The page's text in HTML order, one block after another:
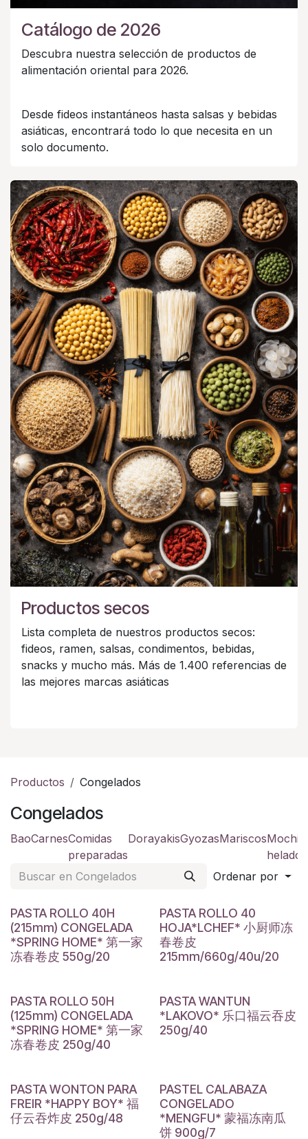
Catálogo de 2026
Descubra nuestra selección de productos de
alimentación oriental para 2026.
Desde fideos instantáneos hasta salsas y bebidas
asiáticas, encontrará todo lo que necesita en un
solo documento.
Productos secos
Lista completa de nuestros productos secos:
fideos, ramen, salsas, condimentos, bebidas,
snacks y mucho más. Más de 1.400 referencias de
las mejores marcas asiáticas
Productos Congelados
Congelados
BaoCarnesComidas
preparadas
DorayakisGyozasMariscosMochis
helado
Ordenar por
PASTA ROLLO 40H
(215mm) CONGELADA
*SPRING HOME* 第一家
冻春卷皮 550g/20
PASTA ROLLO 40
HOJA*LCHEF* 小厨师冻
春卷皮
215mm/660g/40u/20
PASTA ROLLO 50H
(125mm) CONGELADA
*SPRING HOME* 第一家
冻春卷皮 250g/40
PASTA WANTUN
*LAKOVO* 乐口福云吞皮
250g/40
PASTA WONTON PARA
FREIR *HAPPY BOY* 福
仔云吞炸皮 250g/48
PASTEL CALABAZA
CONGELADO
*MENGFU* 蒙福冻南瓜
饼 900g/7